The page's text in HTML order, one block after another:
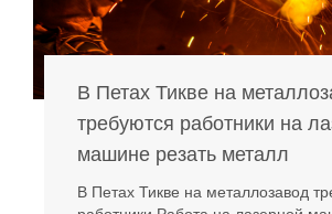
В Петах Тикве на
требуются работники на
машине резать металл
В Петах Тикве на металлозавод